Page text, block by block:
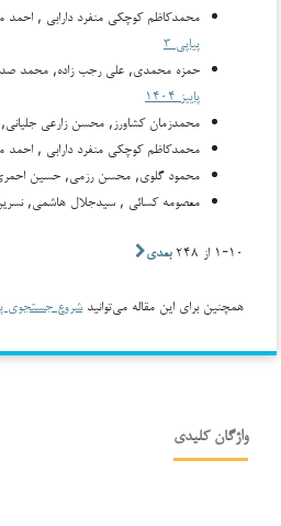
محمدکاظم کوچکی منفرد دارابی , احمد
پیاپی ۳
حمزه محمدی, علی رجب زاده, محمد
پاییز ۱۴۰۴
محمدزمان کشاورز, محسن زارعی
محمدکاظم کوچکی منفرد دارابی , احمد
محمود گلوی, محسن رزمی, حسین
معصومه کسائی , سیدجلال هاشمی,
۱-۱۰ از ۲۴۸ بعدی
همچنین برای این مقاله می‌توانید شروع جستجوی
واژگان کلیدی